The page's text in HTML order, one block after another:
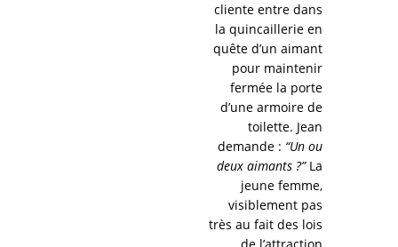
cliente entre dans
la quincaillerie en
quête d’un aimant
pour maintenir
fermée la porte
d’une armoire de
toilette. Jean
demande : “Un ou
deux aimants ?”La
jeune femme,
visiblement pas
très au fait des lois